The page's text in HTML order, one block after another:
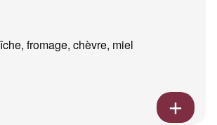
fromage, chèvre, miel